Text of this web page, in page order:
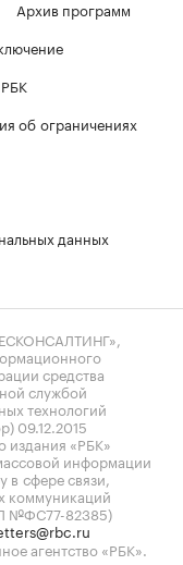
Архив программ
об ограничениях
данных
средства
службой
технологий
09.12.2015
«РБК»
информации
сфере связи,
коммуникаций
№ФС77-82385)
агентство «РБК».